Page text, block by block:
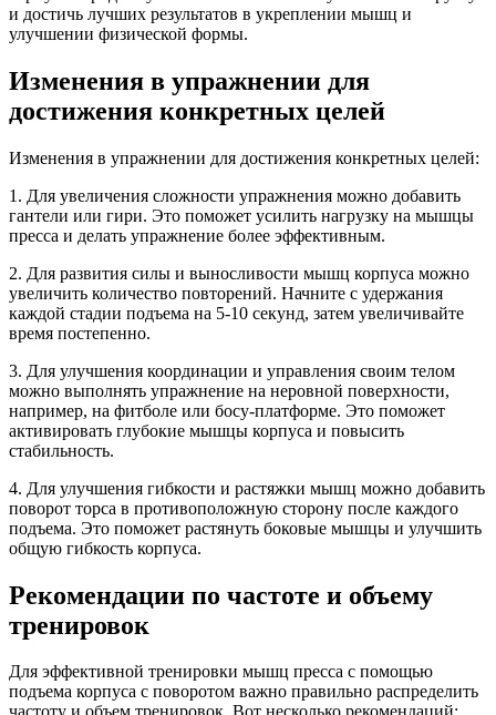
и достичь лучших результатов в укреплении мышц и
улучшении физической формы.
Изменения в упражнении для
достижения конкретных целей
Изменения в упражнении для достижения конкретных целей:
1. Для увеличения сложности упражнения можно добавить
гантели или гири. Это поможет усилить нагрузку на мышцы
пресса и делать упражнение более эффективным.
2. Для развития силы и выносливости мышц корпуса можно
увеличить количество повторений. Начните с удержания
каждой стадии подъема на 5-10 секунд, затем увеличивайте
время постепенно.
3. Для улучшения координации и управления своим телом
можно выполнять упражнение на неровной поверхности,
например, на фитболе или босу-платформе. Это поможет
активировать глубокие мышцы корпуса и повысить
стабильность.
4. Для улучшения гибкости и растяжки мышц можно добавить
поворот торса в противоположную сторону после каждого
подъема. Это поможет растянуть боковые мышцы и улучшить
общую гибкость корпуса.
Рекомендации по частоте и объему
тренировок
Для эффективной тренировки мышц пресса с помощью
подъема корпуса с поворотом важно правильно распределить